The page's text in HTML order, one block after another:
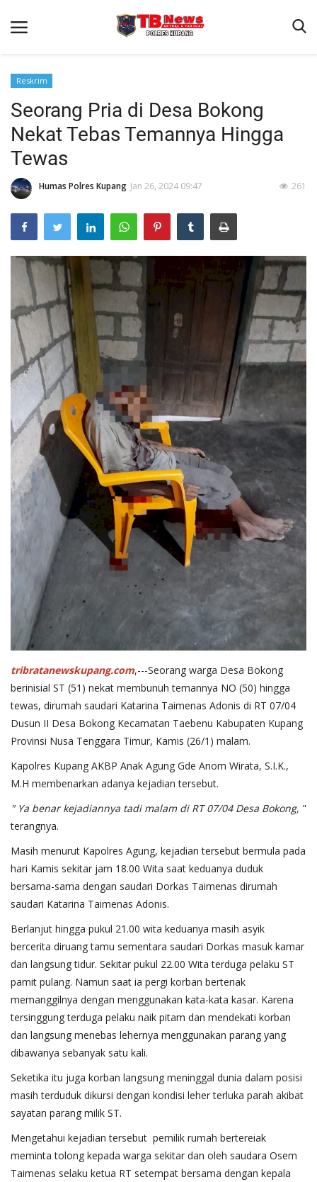
Beranda
Terms & Conditions
Reskrim
Binkam
Giat Ops
Lantas
Jurnal Kamtibmas
Satwil
Reskrim
Seorang Pria di Desa Bokong
Nekat Tebas Temannya Hingga
Tewas
Humas Polres Kupang Jan 26, 2024 09:47 261
tribratanewskupang.com,---Seorang warga Desa Bokong
berinisial ST (51) nekat membunuh temannya NO (50) hingga
tewas, dirumah saudari Katarina Taimenas Adonis di RT 07/04
Dusun II Desa Bokong Kecamatan Taebenu Kabupaten Kupang
Provinsi Nusa Tenggara Timur, Kamis (26/1) malam.
Kapolres Kupang AKBP Anak Agung Gde Anom Wirata, S.I.K.,
M.H membenarkan adanya kejadian tersebut.
" Ya benar kejadiannya tadi malam di RT 07/04 Desa Bokong, "
terangnya.
Masih menurut Kapolres Agung, kejadian tersebut bermula pada
hari Kamis sekitar jam 18.00 Wita saat keduanya duduk
bersama-sama dengan saudari Dorkas Taimenas dirumah
saudari Katarina Taimenas Adonis.
Berlanjut hingga pukul 21.00 wita keduanya masih asyik
bercerita diruang tamu sementara saudari Dorkas masuk kamar
dan langsung tidur. Sekitar pukul 22.00 Wita terduga pelaku ST
pamit pulang. Namun saat ia pergi korban berteriak
memanggilnya dengan menggunakan kata-kata kasar. Karena
tersinggung terduga pelaku naik pitam dan mendekati korban
dan langsung menebas lehernya menggunakan parang yang
dibawanya sebanyak satu kali.
Seketika itu juga korban langsung meninggal dunia dalam posisi
masih terduduk dikursi dengan kondisi leher terluka parah akibat
sayatan parang milik ST.
Mengetahui kejadian tersebut pemilik rumah bertereiak
meminta tolong kepada warga sekitar dan oleh saudara Osem
Taimenas selaku ketua RT setempat bersama dengan kepala